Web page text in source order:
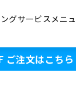
グサービスメニ
ご注文はこちら